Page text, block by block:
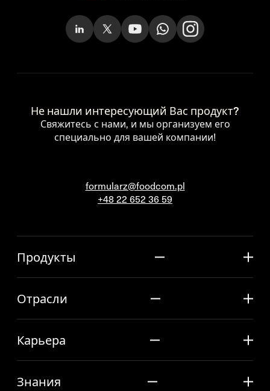
Не нашли интересующий Вас продукт?
Свяжитесь с нами, и мы организуем его
специально для вашей компании!
formularz@foodcom.pl
+48 22 652 36 59
Продукты
Отрасли
Карьера
Знания